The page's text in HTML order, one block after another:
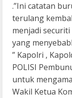
.”Ini catatan
terulang
menjadi
yang
” Kapolri ,
POLISI
untuk
Wakil Ketua